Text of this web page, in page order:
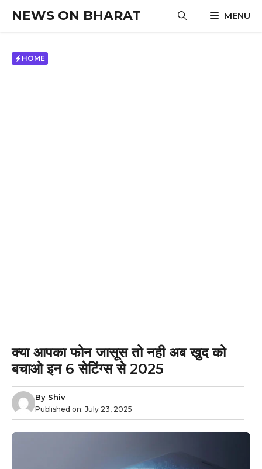
content
NEWS ON BHARAT MENU
HOME
क्या आपका फोन जासूस तो नही अब खुद को
बचाओ इन 6 सेटिंग्स से 2025
By Shiv
Published on: July 23, 2025